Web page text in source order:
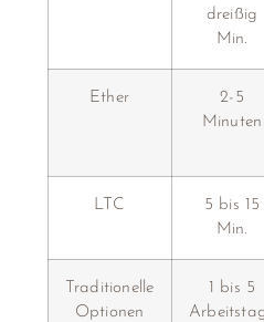
dreißig
Min.
Ether
2-5
Minuten
LTC
5 bis 15
Min.
Traditionelle
Optionen
1 bis 5